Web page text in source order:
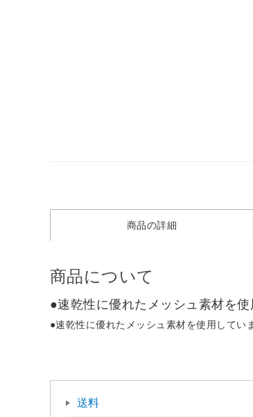
商品の詳細
商品について
●速乾性に優れたメッシュ素材を
●速乾性に優れたメッシュ素材を使用してい
送料